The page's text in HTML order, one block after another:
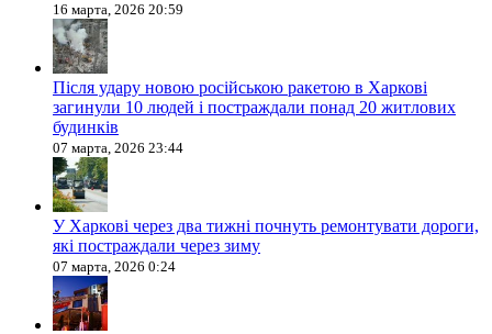
16 марта, 2026 20:59
Після удару новою російською ракетою в Харкові
загинули 10 людей і постраждали понад 20 житлових
будинків
07 марта, 2026 23:44
У Харкові через два тижні почнуть ремонтувати дороги,
які постраждали через зиму
07 марта, 2026 0:24